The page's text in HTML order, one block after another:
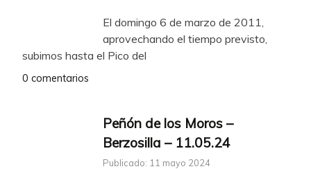
El domingo 6 de marzo de 2011,
aprovechando el tiempo previsto,
subimos hasta el Pico del
0 comentarios
Peñón de los Moros –
Berzosilla – 11.05.24
Publicado: 11 mayo 2024